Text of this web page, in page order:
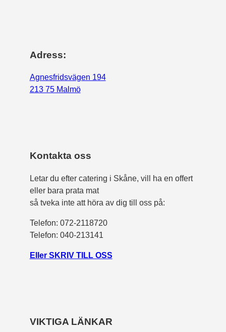
Adress:
Agnesfridsvägen 194
213 75 Malmö
Kontakta oss
Letar du efter catering i Skåne, vill ha en offert
eller bara prata mat
så tveka inte att höra av dig till oss på:
Telefon: 072-2118720
Telefon: 040-213141
Eller SKRIV TILL OSS
VIKTIGA LÄNKAR